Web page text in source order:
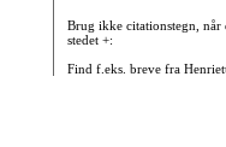
Brug ikke citationstegn, når
stedet +:
Find f.eks. breve fra